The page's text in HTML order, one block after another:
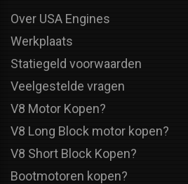
Over USA Engines
Werkplaats
Statiegeld voorwaarden
Veelgestelde vragen
V8 Motor Kopen?
V8 Long Block motor kopen?
V8 Short Block Kopen?
Bootmotoren kopen?